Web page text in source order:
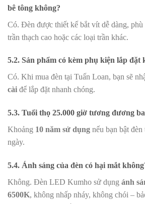
bê tông không?
Có. Đèn được thiết kế bắt vít dễ dàng, phù
trần thạch cao hoặc các loại trần khác.
5.2. Sản phẩm có kèm phụ kiện lắp đặt
Có. Khi mua đèn tại Tuấn Loan, bạn sẽ
cài để lắp đặt nhanh chóng.
5.3. Tuổi thọ 25.000 giờ tương đương
Khoảng 10 năm sử dụng nếu bạn bật
ngày.
5.4. Ánh sáng của đèn có hại mắt
Không. Đèn LED Kumho sử dụng ánh
6500K, không nhấp nháy, không chói –